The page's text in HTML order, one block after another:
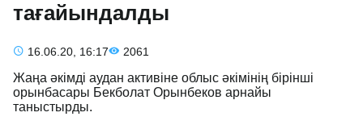
тағайындалды
16.06.20, 16:17 2061
Жаңа әкімді аудан активіне облыс әкімінің бірінші
орынбасары Бекболат Орынбеков арнайы
таныстырды.